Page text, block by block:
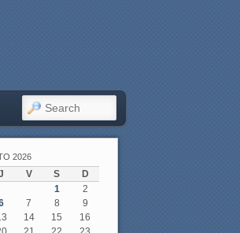
SEARCH
2026
V S
D
1
2
7 8
9
14 15
16